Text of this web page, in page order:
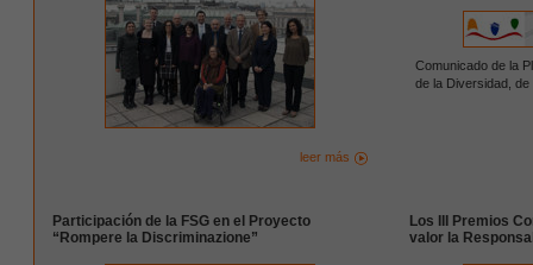
leer más
Comunicado de la
de la Diversidad,
Participación de la FSG en el Proyecto
“Rompere la Discriminazione”
Los III Premios
valor la